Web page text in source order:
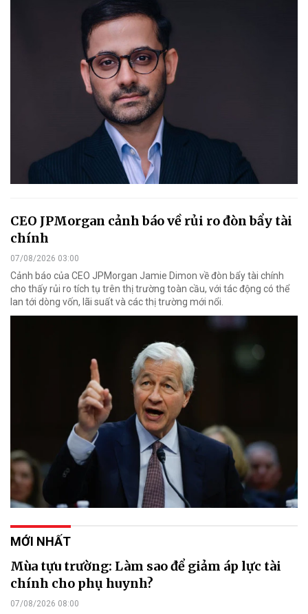
CEO JPMorgan cảnh báo về rủi ro đòn bẩy tài
chính
07/08/2026 03:00
Cảnh báo của CEO JPMorgan Jamie Dimon về đòn bẩy tài chính
cho thấy rủi ro tích tụ trên thị trường toàn cầu, với tác động có thể
lan tới dòng vốn, lãi suất và các thị trường mới nổi.
MỚI NHẤT
Mùa tựu trường: Làm sao để giảm áp lực tài
chính cho phụ huynh?
07/08/2026 08:00